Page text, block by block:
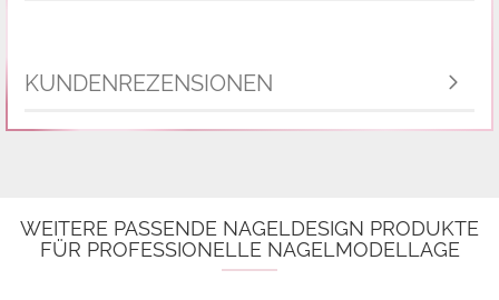
KUNDENREZENSIONEN
WEITERE PASSENDE NAGELDESIGN PRODUKTE
FÜR PROFESSIONELLE NAGELMODELLAGE